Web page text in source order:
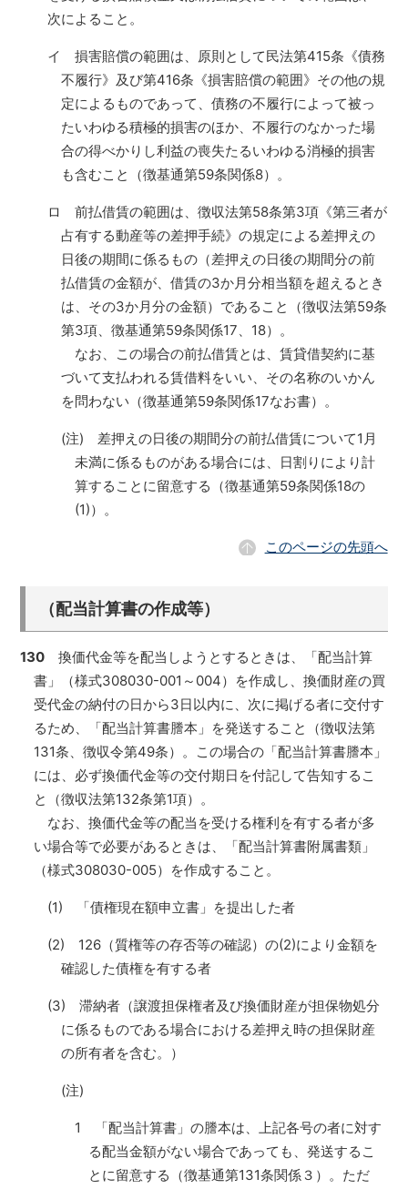
次によること。
イ 損害賠償の範囲は、原則として民法第415条《債務
不履行》及び第416条《損害賠償の範囲》その他の規
定によるものであって、債務の不履行によって被っ
たいわゆる積極的損害のほか、不履行のなかった場
合の得べかりし利益の喪失たるいわゆる消極的損害
も含むこと（徴基通第59条関係8）。
ロ 前払借賃の範囲は、徴収法第58条第3項《第三者が
占有する動産等の差押手続》の規定による差押えの
日後の期間に係るもの（差押えの日後の期間分の前
払借賃の金額が、借賃の3か月分相当額を超えるとき
は、その3か月分の金額）であること（徴収法第59条
第3項、徴基通第59条関係17、18）。
なお、この場合の前払借賃とは、賃貸借契約に基
づいて支払われる賃借料をいい、その名称のいかん
を問わない（徴基通第59条関係17なお書）。
(注) 差押えの日後の期間分の前払借賃について1月
未満に係るものがある場合には、日割りにより計
算することに留意する（徴基通第59条関係18の
(1)）。
このページの先頭へ
（配当計算書の作成等）
130 換価代金等を配当しようとするときは、「配当計算
書」（様式308030-001～004）を作成し、換価財産の買
受代金の納付の日から3日以内に、次に掲げる者に交付す
るため、「配当計算書謄本」を発送すること（徴収法第
131条、徴収令第49条）。この場合の「配当計算書謄本」
には、必ず換価代金等の交付期日を付記して告知するこ
と（徴収法第132条第1項）。
なお、換価代金等の配当を受ける権利を有する者が多
い場合等で必要があるときは、「配当計算書附属書類」
（様式308030-005）を作成すること。
(1) 「債権現在額申立書」を提出した者
(2) 126（質権等の存否等の確認）の(2)により金額を
確認した債権を有する者
(3) 滞納者（譲渡担保権者及び換価財産が担保物処分
に係るものである場合における差押え時の担保財産
の所有者を含む。）
(注)
1 「配当計算書」の謄本は、上記各号の者に対す
る配当金額がない場合であっても、発送するこ
とに留意する（徴基通第131条関係３）。ただ